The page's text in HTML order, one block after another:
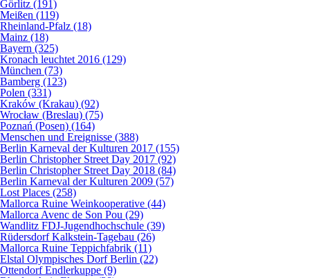
Görlitz (191)
Meißen (119)
Rheinland-Pfalz (18)
Mainz (18)
Bayern (325)
Kronach leuchtet 2016 (129)
München (73)
Bamberg (123)
Polen (331)
Kraków (Krakau) (92)
Wrocław (Breslau) (75)
Poznań (Posen) (164)
Menschen und Ereignisse (388)
Berlin Karneval der Kulturen 2017 (155)
Berlin Christopher Street Day 2017 (92)
Berlin Christopher Street Day 2018 (84)
Berlin Karneval der Kulturen 2009 (57)
Lost Places (258)
Mallorca Ruine Weinkooperative (44)
Mallorca Avenc de Son Pou (29)
Wandlitz FDJ-Jugendhochschule (39)
Rüdersdorf Kalkstein-Tagebau (26)
Mallorca Ruine Teppichfabrik (11)
Elstal Olympisches Dorf Berlin (22)
Ottendorf Endlerkuppe (9)